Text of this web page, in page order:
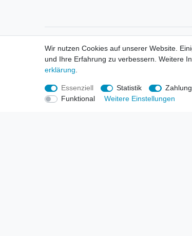
Informationen
Neukunden / New Accounts
Zahlung
Versandkosten
Entsorgungs- & Umweltbestimmungen
Größentabellen
Wir nutzen Cookies auf unserer Website.
und Ihre Erfahrung zu verbessern. Weitere
erklärung
Essenziell Statistik
Funktional
Weitere Einstellungen